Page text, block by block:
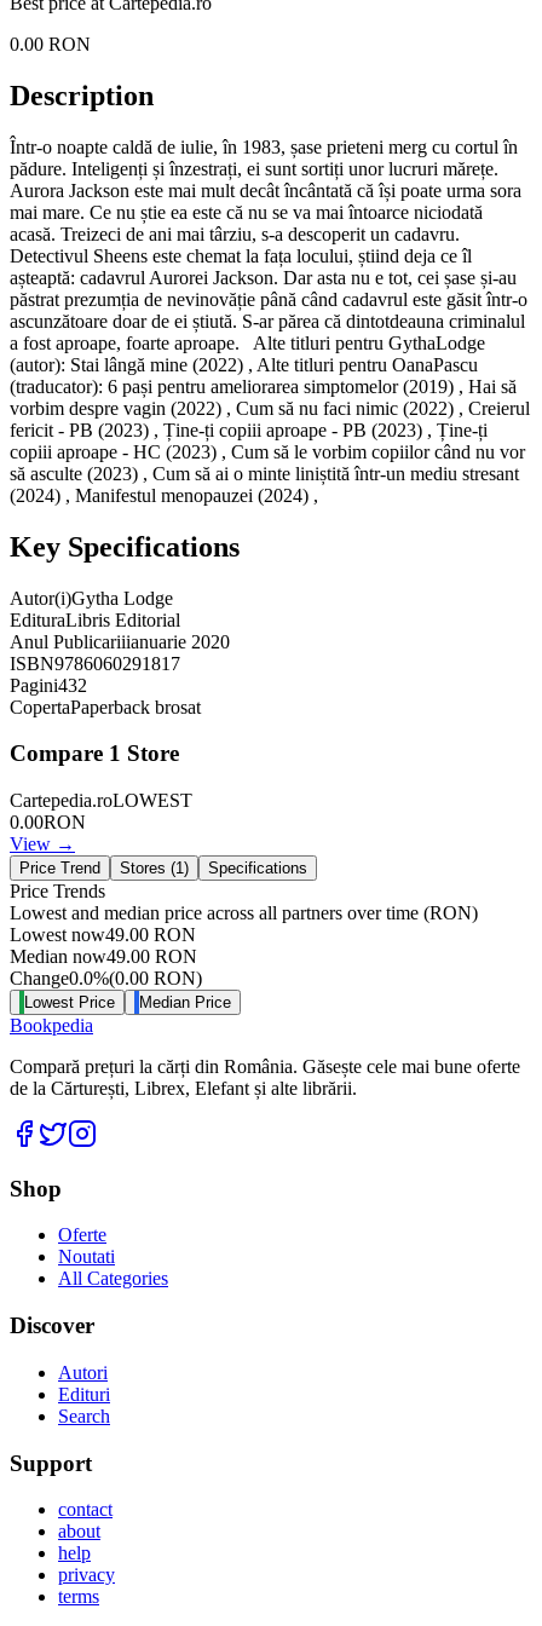
0.00 RON
Description
Într-o noapte caldă de iulie, în 1983, șase prieteni merg cu cortul în
pădure. Inteligenți și înzestrați, ei sunt sortiți unor lucruri mărețe.
Aurora Jackson este mai mult decât încântată că își poate urma sora
mai mare. Ce nu știe ea este că nu se va mai întoarce niciodată
acasă. Treizeci de ani mai târziu, s-a descoperit un cadavru.
Detectivul Sheens este chemat la fața locului, știind deja ce îl
așteaptă: cadavrul Aurorei Jackson. Dar asta nu e tot, cei șase și-au
păstrat prezumția de nevinovăție până când cadavrul este găsit într-o
ascunzătoare doar de ei știută. S-ar părea că dintotdeauna criminalul
a fost aproape, foarte aproape. Alte titluri pentru GythaLodge
(autor): Stai lângă mine (2022) , Alte titluri pentru OanaPascu
(traducator): 6 pași pentru ameliorarea simptomelor (2019) , Hai să
vorbim despre vagin (2022) , Cum să nu faci nimic (2022) , Creierul
fericit - PB (2023) , Ține-ți copiii aproape - PB (2023) , Ține-ți
copiii aproape - HC (2023) , Cum să le vorbim copiilor când nu vor
să asculte (2023) , Cum să ai o minte liniștită într-un mediu stresant
(2024) , Manifestul menopauzei (2024) ,
Key Specifications
Autor(i)Gytha Lodge
EdituraLibris Editorial
Anul Publicariiianuarie 2020
ISBN9786060291817
Pagini432
CopertaPaperback brosat
Compare 1 Store
Cartepedia.roLOWEST
0.00RON
View →
Price Trend Stores (1 ) Specifications
Price Trends
Lowest and median price across all partners over time (RON)
Lowest now49.00 RON
Median now49.00 RON
Change0.0%(0.00 RON)
Lowest Price Median Price
Bookpedia
Compară prețuri la cărți din România. Găsește cele mai bune oferte
de la Cărturești, Librex, Elefant și alte librării.
Facebook
Twitter
Shop
Oferte
Noutati
All Categories
Discover
Autori
Edituri
Search
Support
contact
about
help
privacy
terms